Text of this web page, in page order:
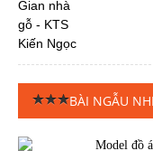
BÀI NGẪU
Model đồ